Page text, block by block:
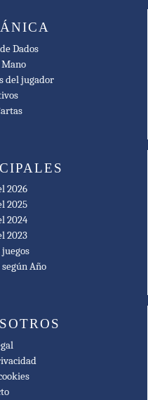
posibles apoyos de
el tipo de unidad
Dados
Mano
del jugador
2026
2025
2024
2023
Año